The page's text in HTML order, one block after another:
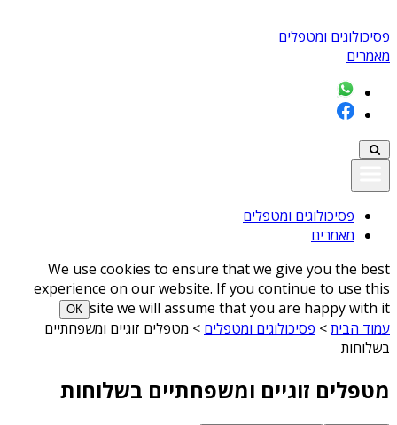
פסיכולוגים ומטפלים
מאמרים
פסיכולוגים ומטפלים
מאמרים
We use cookies to ensure that we give you the best
experience on our website. If you continue to use this
site we will assume that you are happy with it
ОК
עמוד הבית> פסיכולוגים ומטפלים > מטפלים זוגיים ומשפחתיים
בשלוחות
מטפלים זוגיים ומשפחתיים בשלוחות